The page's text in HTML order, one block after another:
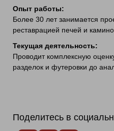
Опыт работы:
Более 30 лет занимается
реставрацией печей и
Текущая деятельность:
Проводит комплексную
разделок и футеровки до
Поделитесь в